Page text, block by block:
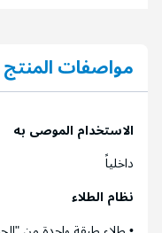
مواصفات المنتج
الاستخدام الموصى به
داخلياً
نظام الطلاء